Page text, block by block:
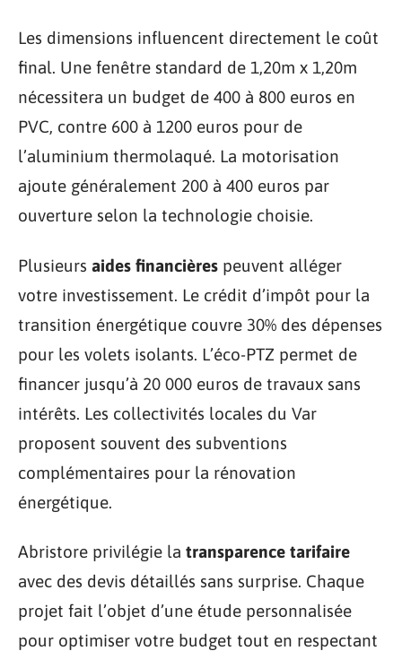
Les dimensions influencent directement le coût
final. Une fenêtre standard de 1,20m x 1,20m
nécessitera un budget de 400 à 800 euros en
PVC, contre 600 à 1200 euros pour de
l’aluminium thermolaqué. La motorisation
ajoute généralement 200 à 400 euros par
ouverture selon la technologie choisie.
Plusieurs aides financières peuvent alléger
votre investissement. Le crédit d’impôt pour la
transition énergétique couvre 30% des dépenses
pour les volets isolants. L’éco-PTZ permet de
financer jusqu’à 20 000 euros de travaux sans
intérêts. Les collectivités locales du Var
proposent souvent des subventions
complémentaires pour la rénovation
énergétique.
Abristore privilégie la transparence tarifaire
avec des devis détaillés sans surprise. Chaque
projet fait l’objet d’une étude personnalisée
pour optimiser votre budget tout en respectant